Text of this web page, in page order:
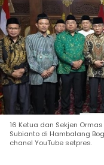
16 Ketua dan Sekjen
Subianto di Hambalang
chanel YouTube setpres.